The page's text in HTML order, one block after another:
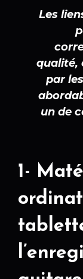
Les
qualité,
par
un de
1-